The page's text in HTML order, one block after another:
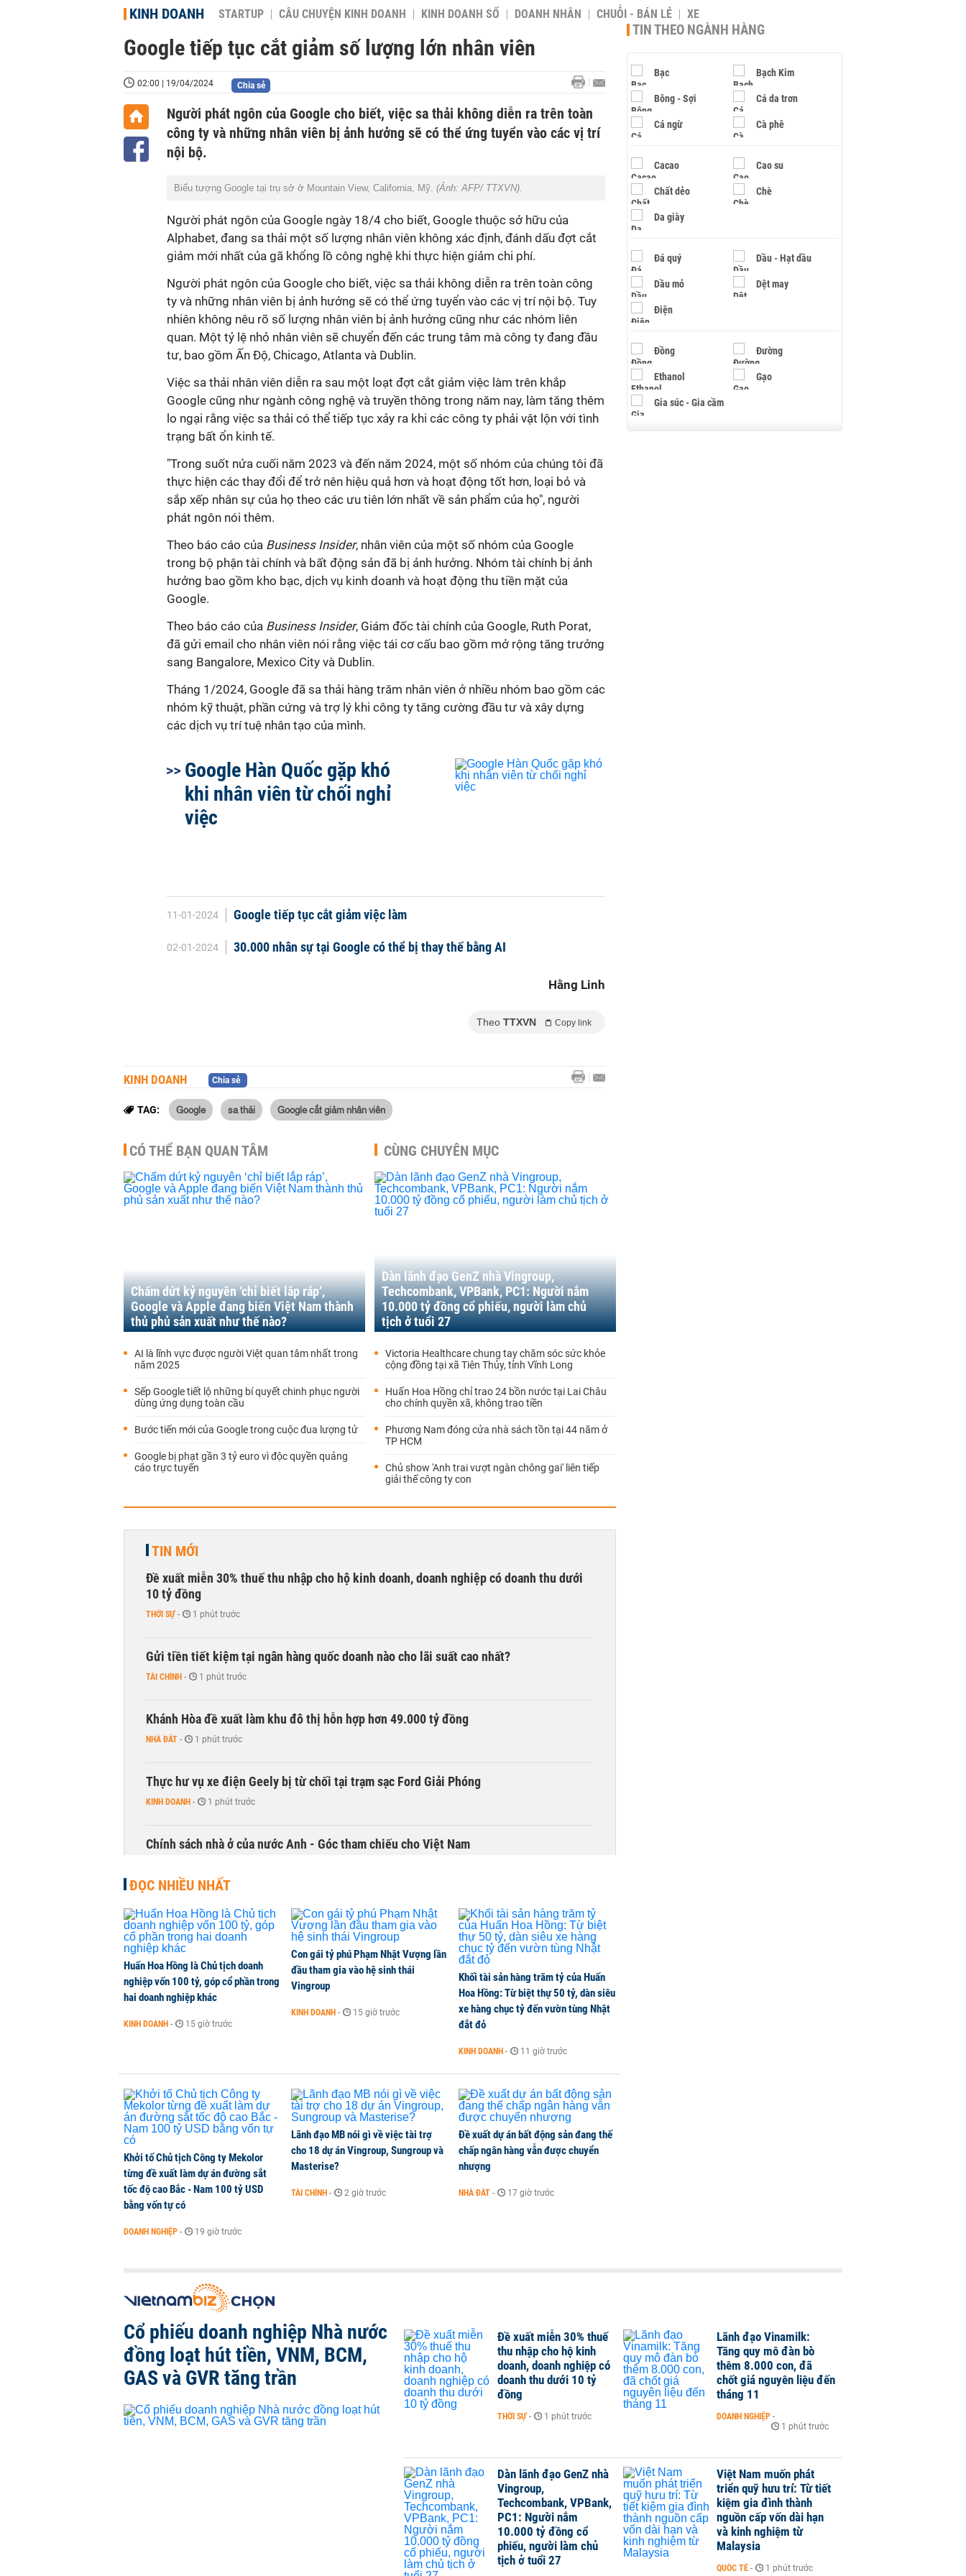
KINH DOANH STARTUP CÂU CHUYỆN KINH DOANH KINH DOANH SỐ DOANH NHÂN CHUỖI - BÁN LẺ XE
Google tiếp tục cắt giảm số lượng lớn nhân viên
02:00 | 19/04/2024 Chia sẻ
Người phát ngôn của Google cho biết, việc sa thải không diễn ra trên toàn
công ty và những nhân viên bị ảnh hưởng sẽ có thể ứng tuyển vào các vị trí
nội bộ.
Biểu tượng Google tại trụ sở ở Mountain View, California, Mỹ. (Ảnh: AFP/ TTXVN).
Người phát ngôn của Google ngày 18/4 cho biết, Google thuộc sở hữu của
Alphabet, đang sa thải một số lượng nhân viên không xác định, đánh dấu đợt cắt
giảm mới nhất của gã khổng lồ công nghệ khi thực hiện giảm chi phí.
Người phát ngôn của Google cho biết, việc sa thải không diễn ra trên toàn công
ty và những nhân viên bị ảnh hưởng sẽ có thể ứng tuyển vào các vị trí nội bộ. Tuy
nhiên không nêu rõ số lượng nhân viên bị ảnh hưởng cũng như các nhóm liên
quan. Một tỷ lệ nhỏ nhân viên sẽ chuyển đến các trung tâm mà công ty đang đầu
tư, bao gồm Ấn Độ, Chicago, Atlanta và Dublin.
Việc sa thải nhân viên diễn ra sau một loạt đợt cắt giảm việc làm trên khắp
Google cũng như ngành công nghệ và truyền thông trong năm nay, làm tăng thêm
lo ngại rằng việc sa thải có thể tiếp tục xảy ra khi các công ty phải vật lộn với tình
trạng bất ổn kinh tế.
"Trong suốt nửa cuối năm 2023 và đến năm 2024, một số nhóm của chúng tôi đã
thực hiện các thay đổi để trở nên hiệu quả hơn và hoạt động tốt hơn, loại bỏ và
sắp xếp nhân sự của họ theo các ưu tiên lớn nhất về sản phẩm của họ", người
phát ngôn nói thêm.
Theo báo cáo của Business Insider, nhân viên của một số nhóm của Google
trong bộ phận tài chính và bất động sản đã bị ảnh hưởng. Nhóm tài chính bị ảnh
hưởng bao gồm kho bạc, dịch vụ kinh doanh và hoạt động thu tiền mặt của
Google.
Theo báo cáo của Business Insider, Giám đốc tài chính của Google, Ruth Porat,
đã gửi email cho nhân viên nói rằng việc tái cơ cấu bao gồm mở rộng tăng trưởng
sang Bangalore, Mexico City và Dublin.
Tháng 1/2024, Google đã sa thải hàng trăm nhân viên ở nhiều nhóm bao gồm các
nhóm kỹ thuật, phần cứng và trợ lý khi công ty tăng cường đầu tư và xây dựng
các dịch vụ trí tuệ nhân tạo của mình.
Google Hàn Quốc gặp khó
khi nhân viên từ chối nghỉ
việc
11-01-2024 Google tiếp tục cắt giảm việc làm
02-01-2024 30.000 nhân sự tại Google có thể bị thay thế bằng AI
Hằng Linh
Theo TTXVN Copy link
KINH DOANH Chia sẻ
TAG: Google sa thải Google cắt giảm nhân viên
CÓ THỂ BẠN QUAN TÂM
Chấm dứt kỷ nguyên ‘chỉ biết lắp ráp’,
Google và Apple đang biến Việt Nam thành
thủ phủ sản xuất như thế nào?
AI là lĩnh vực được người Việt quan tâm nhất trong
năm 2025
Sếp Google tiết lộ những bí quyết chinh phục người
dùng ứng dụng toàn cầu
Bước tiến mới của Google trong cuộc đua lượng tử
Google bị phạt gần 3 tỷ euro vì độc quyền quảng
cáo trực tuyến
CÙNG CHUYÊN MỤC
Dàn lãnh đạo GenZ nhà Vingroup,
Techcombank, VPBank, PC1: Người nắm
10.000 tỷ đồng cổ phiếu, người làm chủ
tịch ở tuổi 27
Victoria Healthcare chung tay chăm sóc sức khỏe
cộng đồng tại xã Tiên Thủy, tỉnh Vĩnh Long
Huấn Hoa Hồng chỉ trao 24 bồn nước tại Lai Châu
cho chính quyền xã, không trao tiền
Phương Nam đóng cửa nhà sách tồn tại 44 năm ở
TP HCM
Chủ show 'Anh trai vượt ngàn chông gai' liên tiếp
giải thế công ty con
TIN MỚI
Đề xuất miễn 30% thuế thu nhập cho hộ kinh doanh, doanh nghiệp có doanh thu dưới
10 tỷ đồng
THỜI SỰ - 1 phút trước
Gửi tiền tiết kiệm tại ngân hàng quốc doanh nào cho lãi suất cao nhất?
TÀI CHÍNH - 1 phút trước
Khánh Hòa đề xuất làm khu đô thị hỗn hợp hơn 49.000 tỷ đồng
NHÀ ĐẤT - 1 phút trước
Thực hư vụ xe điện Geely bị từ chối tại trạm sạc Ford Giải Phóng
KINH DOANH - 1 phút trước
Chính sách nhà ở của nước Anh - Góc tham chiếu cho Việt Nam
ĐỌC NHIỀU NHẤT
Huấn Hoa Hồng là Chủ tịch doanh
nghiệp vốn 100 tỷ, góp cổ phần trong
hai doanh nghiệp khác
KINH DOANH - 15 giờ trước
Con gái tỷ phú Phạm Nhật Vượng lần
đầu tham gia vào hệ sinh thái
Vingroup
KINH DOANH - 15 giờ trước
Khối tài sản hàng trăm tỷ của Huấn
Hoa Hồng: Từ biệt thự 50 tỷ, dàn siêu
xe hàng chục tỷ đến vườn tùng Nhật
đắt đỏ
KINH DOANH - 11 giờ trước
Khởi tố Chủ tịch Công ty Mekolor
từng đề xuất làm dự án đường sắt
tốc độ cao Bắc - Nam 100 tỷ USD
bằng vốn tự có
DOANH NGHIỆP - 19 giờ trước
Lãnh đạo MB nói gì về việc tài trợ
cho 18 dự án Vingroup, Sungroup và
Masterise?
TÀI CHÍNH - 2 giờ trước
Đề xuất dự án bất động sản đang thế
chấp ngân hàng vẫn được chuyển
nhượng
NHÀ ĐẤT - 17 giờ trước
TIN THEO NGÀNH HÀNG
Bạc Bạch Kim
Bông - Sợi Cá da trơn
Cá ngừ Cà phê
Cacao Cao su
Chất dẻo Chè
Da giày
Đá quý Dầu - Hạt dầu
Dầu mỏ Dệt may
Điện
Đồng Đường
Ethanol Gạo
Gia súc - Gia cầm
Cổ phiếu doanh nghiệp Nhà nước
đồng loạt hút tiền, VNM, BCM,
GAS và GVR tăng trần
Đề xuất miễn 30% thuế
thu nhập cho hộ kinh
doanh, doanh nghiệp có
doanh thu dưới 10 tỷ
đồng
THỜI SỰ - 1 phút trước
Lãnh đạo Vinamilk:
Tăng quy mô đàn bò
thêm 8.000 con, đã
chốt giá nguyên liệu đến
tháng 11
DOANH NGHIỆP -
1 phút trước
Dàn lãnh đạo GenZ nhà
Vingroup,
Techcombank, VPBank,
PC1: Người nắm
10.000 tỷ đồng cổ
phiếu, người làm chủ
tịch ở tuổi 27
Việt Nam muốn phát
triển quỹ hưu trí: Từ tiết
kiệm gia đình thành
nguồn cấp vốn dài hạn
và kinh nghiệm từ
Malaysia
QUỐC TẾ - 1 phút trước